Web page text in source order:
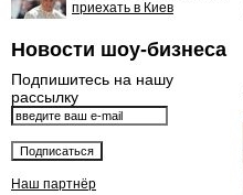
приехать в Киев
Новости шоу-бизнеса
Подпишитесь на нашу
рассылку
Наш партнёр